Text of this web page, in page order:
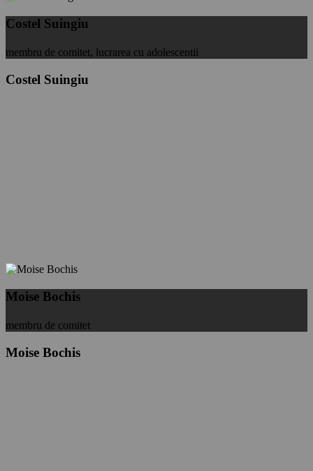
Costel Suingiu
membru de comitet, lucrarea cu adolescentii
Costel Suingiu
Moise Bochis
membru de comitet
Moise Bochis